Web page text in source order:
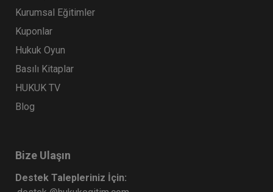
Kurumsal Eğitimler
Kuponlar
Hukuk Oyun
Basılı Kitaplar
HUKUK TV
Blog
Bize Ulaşın
Destek Talepleriniz İçin: